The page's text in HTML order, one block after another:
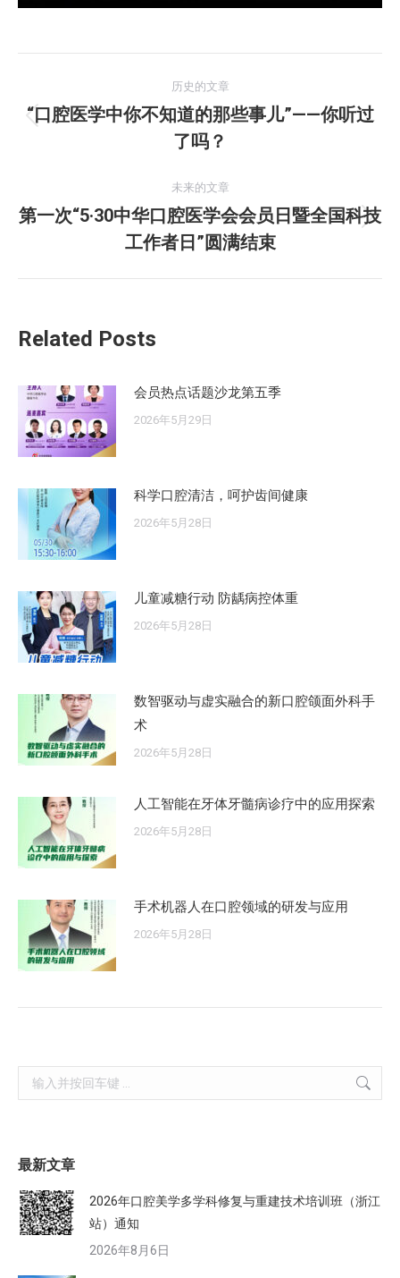
章
历史的文章
历
史
文
章：
“口腔医学中你不知道的那些事儿”——你听过
了吗？
未来的文章
未
来
的
第一次“5·30中华口腔医学会会员日暨全国科技
工作者日”圆满结束
Related Posts
会员热点话题沙龙第五季
2026年5月29日
科学口腔清洁，呵护齿间健康
2026年5月28日
儿童减糖行动 防龋病控体重
2026年5月28日
数智驱动与虚实融合的新口腔颌面外科手
术
2026年5月28日
人工智能在牙体牙髓病诊疗中的应用探索
2026年5月28日
手术机器人在口腔领域的研发与应用
2026年5月28日
Search:
最新文章
2026年口腔美学多学科修复与重建技术培训班（浙江
站）通知
2026年8月6日